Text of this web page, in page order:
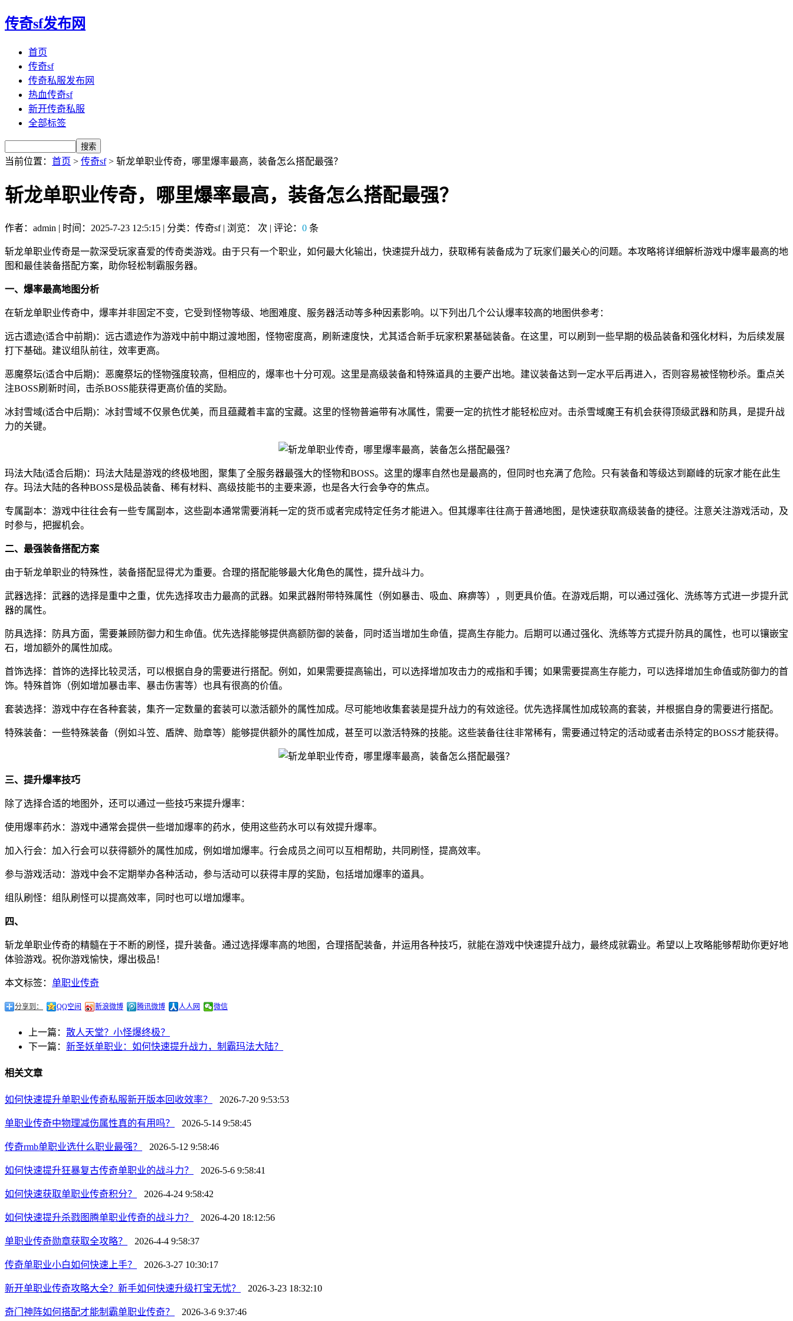
传奇sf发布网
首页
传奇sf
传奇私服发布网
热血传奇sf
新开传奇私服
全部标签
当前位置： 首页 > 传奇sf> 斩龙单职业传奇，哪里爆率最高，装备怎么搭配最强？
斩龙单职业传奇，哪里爆率最高，装备怎么搭配最强？
作者：admin | 时间：2025-7-23 12:5:15 | 分类：传奇sf | 浏览： 次 | 评论： 0 条
斩龙单职业传奇是一款深受玩家喜爱的传奇类游戏。由于只有一个职业，如何最大化输出，快速提升战力，获取稀有装备成为了玩家们最关心的问题。本攻略将详细解析游戏中爆率最高的地
图和最佳装备搭配方案，助你轻松制霸服务器。
一、爆率最高地图分析
在斩龙单职业传奇中，爆率并非固定不变，它受到怪物等级、地图难度、服务器活动等多种因素影响。以下列出几个公认爆率较高的地图供参考：
远古遗迹(适合中前期)：远古遗迹作为游戏中前中期过渡地图，怪物密度高，刷新速度快，尤其适合新手玩家积累基础装备。在这里，可以刷到一些早期的极品装备和强化材料，为后续发展
打下基础。建议组队前往，效率更高。
恶魔祭坛(适合中后期)：恶魔祭坛的怪物强度较高，但相应的，爆率也十分可观。这里是高级装备和特殊道具的主要产出地。建议装备达到一定水平后再进入，否则容易被怪物秒杀。重点关
注BOSS刷新时间，击杀BOSS能获得更高价值的奖励。
冰封雪域(适合中后期)：冰封雪域不仅景色优美，而且蕴藏着丰富的宝藏。这里的怪物普遍带有冰属性，需要一定的抗性才能轻松应对。击杀雪域魔王有机会获得顶级武器和防具，是提升战
力的关键。
玛法大陆(适合后期)：玛法大陆是游戏的终极地图，聚集了全服务器最强大的怪物和BOSS。这里的爆率自然也是最高的，但同时也充满了危险。只有装备和等级达到巅峰的玩家才能在此生
存。玛法大陆的各种BOSS是极品装备、稀有材料、高级技能书的主要来源，也是各大行会争夺的焦点。
专属副本：游戏中往往会有一些专属副本，这些副本通常需要消耗一定的货币或者完成特定任务才能进入。但其爆率往往高于普通地图，是快速获取高级装备的捷径。注意关注游戏活动，及
时参与，把握机会。
二、最强装备搭配方案
由于斩龙单职业的特殊性，装备搭配显得尤为重要。合理的搭配能够最大化角色的属性，提升战斗力。
武器选择：武器的选择是重中之重，优先选择攻击力最高的武器。如果武器附带特殊属性（例如暴击、吸血、麻痹等），则更具价值。在游戏后期，可以通过强化、洗练等方式进一步提升武
器的属性。
防具选择：防具方面，需要兼顾防御力和生命值。优先选择能够提供高额防御的装备，同时适当增加生命值，提高生存能力。后期可以通过强化、洗练等方式提升防具的属性，也可以镶嵌宝
石，增加额外的属性加成。
首饰选择：首饰的选择比较灵活，可以根据自身的需要进行搭配。例如，如果需要提高输出，可以选择增加攻击力的戒指和手镯；如果需要提高生存能力，可以选择增加生命值或防御力的首
饰。特殊首饰（例如增加暴击率、暴击伤害等）也具有很高的价值。
套装选择：游戏中存在各种套装，集齐一定数量的套装可以激活额外的属性加成。尽可能地收集套装是提升战力的有效途径。优先选择属性加成较高的套装，并根据自身的需要进行搭配。
特殊装备：一些特殊装备（例如斗笠、盾牌、勋章等）能够提供额外的属性加成，甚至可以激活特殊的技能。这些装备往往非常稀有，需要通过特定的活动或者击杀特定的BOSS才能获得。
三、提升爆率技巧
除了选择合适的地图外，还可以通过一些技巧来提升爆率：
使用爆率药水：游戏中通常会提供一些增加爆率的药水，使用这些药水可以有效提升爆率。
加入行会：加入行会可以获得额外的属性加成，例如增加爆率。行会成员之间可以互相帮助，共同刷怪，提高效率。
参与游戏活动：游戏中会不定期举办各种活动，参与活动可以获得丰厚的奖励，包括增加爆率的道具。
组队刷怪：组队刷怪可以提高效率，同时也可以增加爆率。
四、
斩龙单职业传奇的精髓在于不断的刷怪，提升装备。通过选择爆率高的地图，合理搭配装备，并运用各种技巧，就能在游戏中快速提升战力，最终成就霸业。希望以上攻略能够帮助你更好地
体验游戏。祝你游戏愉快，爆出极品！
本文标签： 单职业传奇
分享到： QQ空间 新浪微博 腾讯微博 人人网 微信
上一篇： 散人天堂？小怪爆终极？
下一篇： 新圣妖单职业：如何快速提升战力，制霸玛法大陆？
相关文章
如何快速提升单职业传奇私服新开版本回收效率？ 2026-7-20 9:53:53
单职业传奇中物理减伤属性真的有用吗？ 2026-5-14 9:58:45
传奇rmb单职业选什么职业最强？ 2026-5-12 9:58:46
如何快速提升狂暴复古传奇单职业的战斗力？ 2026-5-6 9:58:41
如何快速获取单职业传奇积分？ 2026-4-24 9:58:42
如何快速提升杀戮图腾单职业传奇的战斗力？ 2026-4-20 18:12:56
单职业传奇勋章获取全攻略？ 2026-4-4 9:58:37
传奇单职业小白如何快速上手？ 2026-3-27 10:30:17
新开单职业传奇攻略大全？新手如何快速升级打宝无忧？ 2026-3-23 18:32:10
奇门神阵如何搭配才能制霸单职业传奇？ 2026-3-6 9:37:46